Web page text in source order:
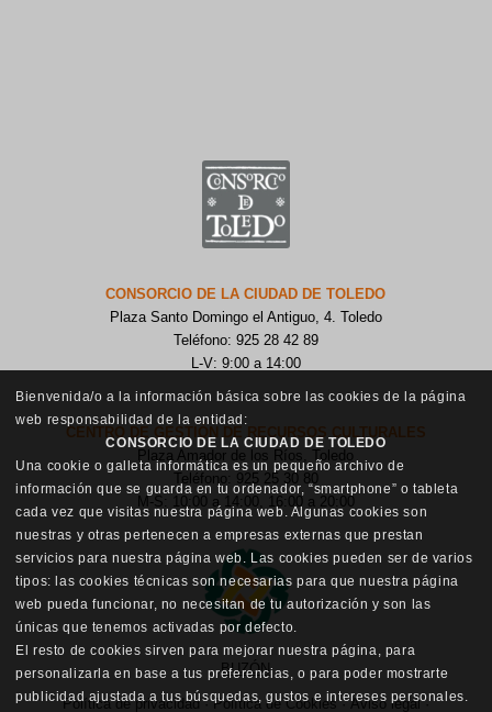
CONSORCIO DE LA CIUDAD DE TOLEDO
Plaza Santo Domingo el Antiguo, 4. Toledo
Teléfono: 925 28 42 89
L-V: 9:00 a 14:00
CENTRO DE GESTIÓN DE RECURSOS CULTURALES
Plaza Amador de los Ríos, Toledo
Teléfono: 925 25 30 80
M-S: 10:00 a 14:00, 16:00 a 20:00
BUZÓN
Política de privacidad·Política de Cookies ·Aviso legal·
Bienvenida/o a la información básica sobre las cookies de la página
web responsabilidad de la entidad:
CONSORCIO DE LA CIUDAD DE TOLEDO
Una cookie o galleta informática es un pequeño archivo de
información que se guarda en tu ordenador, “smartphone” o tableta
cada vez que visitas nuestra página web. Algunas cookies son
nuestras y otras pertenecen a empresas externas que prestan
servicios para nuestra página web. Las cookies pueden ser de varios
tipos: las cookies técnicas son necesarias para que nuestra página
web pueda funcionar, no necesitan de tu autorización y son las
únicas que tenemos activadas por defecto.
El resto de cookies sirven para mejorar nuestra página, para
personalizarla en base a tus preferencias, o para poder mostrarte
publicidad ajustada a tus búsquedas, gustos e intereses personales.